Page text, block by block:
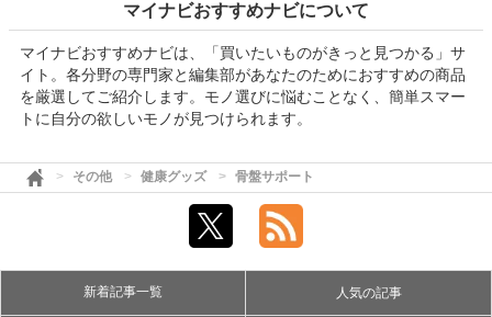
マイナビおすすめナビについて
マイナビおすすめナビは、「買いたいものがきっと見つかる」サ
イト。各分野の専門家と編集部があなたのためにおすすめの商品
を厳選してご紹介します。モノ選びに悩むことなく、簡単スマー
トに自分の欲しいモノが見つけられます。
その他 健康グッズ 骨盤サポート
新着記事一覧 人気の記事